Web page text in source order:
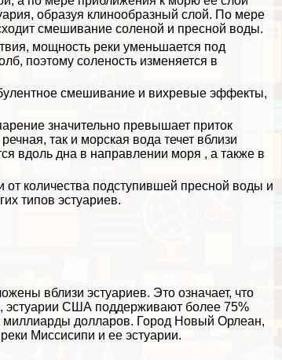
образуя клинообразный слой. По мере
смешивание соленой и пресной воды.
мощность реки уменьшается под
поэтому соленость изменяется в
смешивание и вихревые эффекты,
значительно превышает приток
так и морская вода течет вблизи
вдоль дна в направлении моря , а также в
от количества подступившей пресной воды и
типов эстуариев.
вблизи эстуариев. Это означает, что
эстуарии США поддерживают более 75%
долларов. Город Новый Орлеан,
Миссисипи и ее эстуарии.